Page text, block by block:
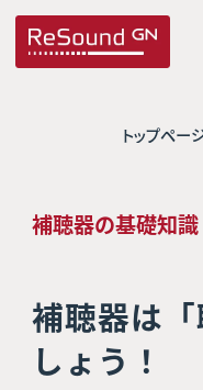
トップペー
補聴器の基礎知識
補聴器は
しょう！